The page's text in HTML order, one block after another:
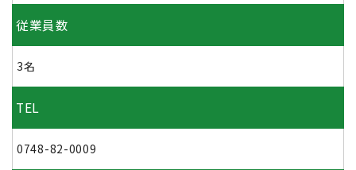
従業員数
3名
TEL
0748-82-0009